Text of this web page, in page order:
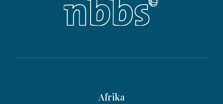
Afrika